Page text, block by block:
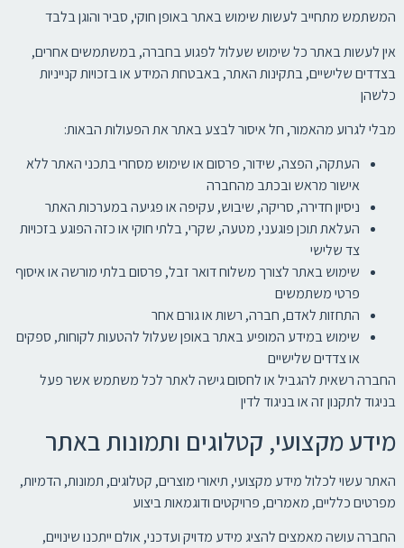
המשתמש מתחייב לעשות שימוש באתר באופן חוקי, סביר והוגן בלבד
אין לעשות באתר כל שימוש שעלול לפגוע בחברה, במשתמשים אחרים,
בצדדים שלישיים, בתקינות האתר, באבטחת המידע או בזכויות קנייניות
כלשהן
מבלי לגרוע מהאמור, חל איסור לבצע באתר את הפעולות הבאות:
העתקה, הפצה, שידור, פרסום או שימוש מסחרי בתכני האתר ללא
אישור מראש ובכתב מהחברה
ניסיון חדירה, סריקה, שיבוש, עקיפה או פגיעה במערכות האתר
העלאת תוכן פוגעני, מטעה, שקרי, בלתי חוקי או כזה הפוגע בזכויות
צד שלישי
שימוש באתר לצורך משלוח דואר זבל, פרסום בלתי מורשה או איסוף
פרטי משתמשים
התחזות לאדם, חברה, רשות או גורם אחר
שימוש במידע המופיע באתר באופן שעלול להטעות לקוחות, ספקים
או צדדים שלישיים
החברה רשאית להגביל או לחסום גישה לאתר לכל משתמש אשר פעל
בניגוד לתקנון זה או בניגוד לדין
מידע מקצועי, קטלוגים ותמונות באתר
האתר עשוי לכלול מידע מקצועי, תיאורי מוצרים, קטלוגים, תמונות, הדמיות,
מפרטים כלליים, מאמרים, פרויקטים ודוגמאות ביצוע
החברה עושה מאמצים להציג מידע מדויק ועדכני, אולם ייתכנו שינויים,